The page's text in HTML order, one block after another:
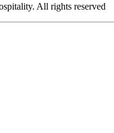
All rights reserved